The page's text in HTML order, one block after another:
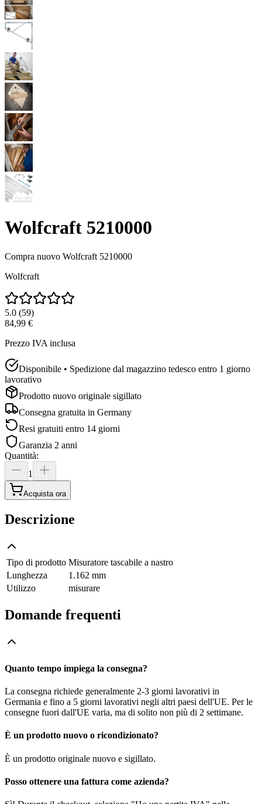
Wolfcraft 5210000
Compra nuovo Wolfcraft 5210000
Wolfcraft
5.0 (59)
84,99 €
Prezzo IVA inclusa
Disponibile • Spedizione dal magazzino tedesco entro 1 giorno
lavorativo
Prodotto nuovo originale sigillato
Consegna gratuita in Germany
Resi gratuiti entro 14 giorni
Garanzia 2 anni
Quantità:
1
Acquista ora
Descrizione
Tipo di prodotto Misuratore tascabile a nastro
Lunghezza
1.162 mm
Utilizzo
misurare
Domande frequenti
Quanto tempo impiega la consegna?
La consegna richiede generalmente 2-3 giorni lavorativi in
Germania e fino a 5 giorni lavorativi negli altri paesi dell'UE. Per le
consegne fuori dall'UE varia, ma di solito non più di 2 settimane.
È un prodotto nuovo o ricondizionato?
È un prodotto originale nuovo e sigillato.
Posso ottenere una fattura come azienda?